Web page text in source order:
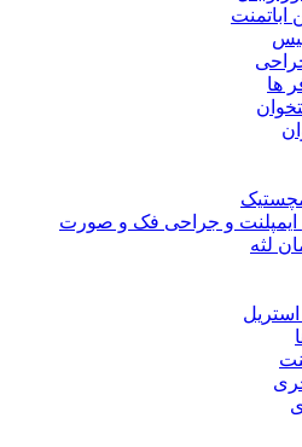
اباتمنت
ها
و جراحی فک و صورت
لثه